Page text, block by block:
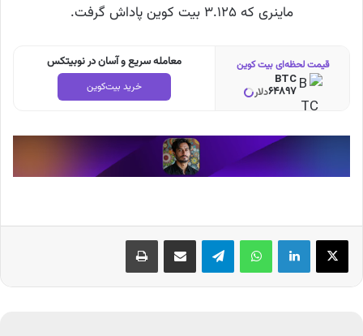
ماینری که ۳.۱۲۵ بیت کوین پاداش گرفت.
معامله سریع و آسان در نوبیتکس
خرید بیت‌کوین
قیمت لحظه‌ای بیت کوین
BTC
64897دلار
X لینکدین واتس آپ تلگرام اشتراک گذاری از طریق ایمیل چاپ